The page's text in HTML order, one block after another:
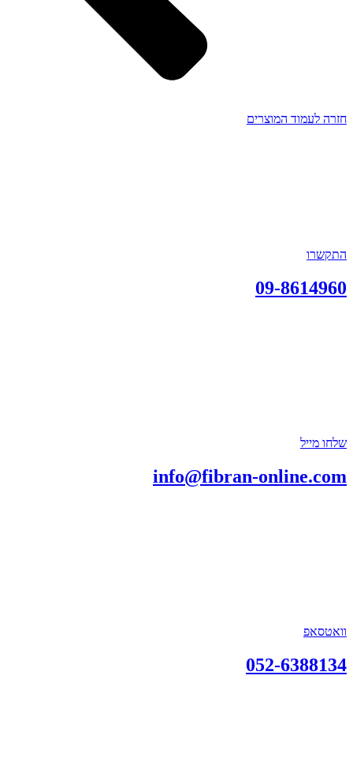
חזרה לעמוד המוצרים
התקשרו
09-8614960
שלחו מייל
info@fibran-online.com
וואטסאפ
052-6388134